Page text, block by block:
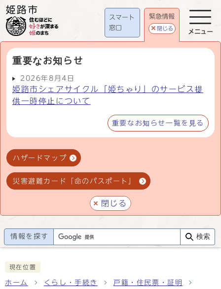
スマート
窓口
緊急情報
閉じる
重要なお知らせ
2026年8月4日
姫路市シェアサイクル「姫ちゃり」のサービス提
供一時停止について
重要なお知らせ一覧を見る
ハザードマップ
災害避難カード「命のパスポート」
閉じる
メニュー
情報を探す 検索
現在位置
ホーム くらし・手続き 戸籍・住民票・証明